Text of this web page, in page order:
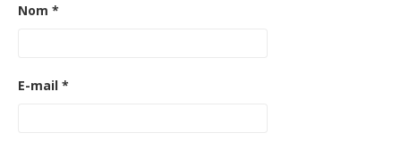
Nom *
E-mail *